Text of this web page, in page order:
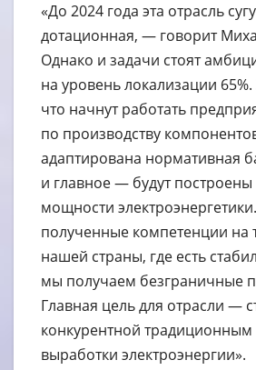
«До 2024 года эта отрасль
дотационная, — говорит
Однако и задачи стоят
на уровень локализации 65%.
что начнут работать
по производству
адаптирована нормативная
и главное — будут
мощности
полученные компетенции на
нашей страны, где есть
мы получаем безграничные
Главная цель для отрасли —
конкурентной
выработки электроэнергии».